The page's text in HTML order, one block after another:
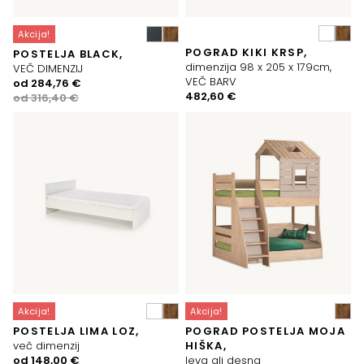
Akcija!
POSTELJA BLACK,
VEČ DIMENZIJ
od316,40€
Izvirna
cena
od 284,76 €
Trenutna
cena
POGRAD KIKI KRSP,
dimenzija 98 x 205 x 179cm,
VEČ BARV
482,60 €
Akcija!
POSTELJA LIMA LOZ,
več dimenzij
Izvirna
od 148,00 €
Trenutna
Akcija!
POGRAD POSTELJA MOJA
HIŠKA,
leva ali desna